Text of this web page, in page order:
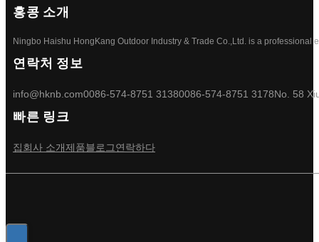
홍콩 소개
Ningbo Haishu HongKang Outdoor Industry & Trade Co.,Ltd. is a professional
연락처 정보
info@hknb.com0086-574-8751 31380086-574-8751 3178No. 58
빠른 링크
집회사 소개제품블로그연락하다